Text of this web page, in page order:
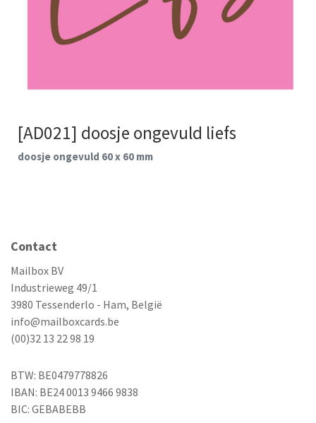
[AD021] doosje ongevuld liefs
doosje ongevuld 60 x 60 mm
Contact
Mailbox BV
Industrieweg 49/1
3980 Tessenderlo - Ham, België
info@mailboxcards.be
(00)32 13 22 98 19
BTW: BE0479778826
IBAN: BE24 0013 9466 9838
BIC: GEBABEBB